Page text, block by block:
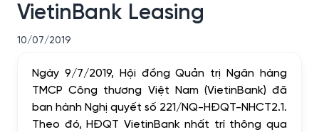
VietinBank Leasing
10/07/2019
Ngày 9/7/2019, Hội đồng Quản trị Ngân hàng
TMCP Công thương Việt Nam (VietinBank) đã
ban hành Nghị quyết số 221/NQ-HĐQT-NHCT2.1.
Theo đó, HĐQT VietinBank nhất trí thông qua